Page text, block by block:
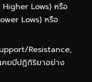
Lows) หรือ
Lows) หรือ
Resistance,
คยมีปฏิกิริยาอย่าง